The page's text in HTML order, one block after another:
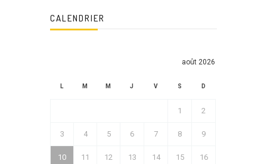
CALENDRIER
août 2026
L M M J V S D
1 2
3 4 5 6 7 8 9
10 11 12 13 14 15 16